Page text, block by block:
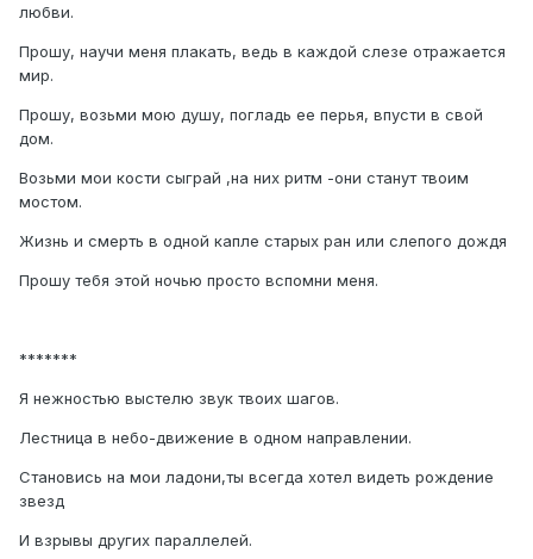
любви.
Прошу, научи меня плакать, ведь в каждой слезе отражается
мир.
Прошу, возьми мою душу, погладь ее перья, впусти в свой
дом.
Возьми мои кости сыграй ,на них ритм -они станут твоим
мостом.
Жизнь и смерть в одной капле старых ран или слепого дождя
Прошу тебя этой ночью просто вспомни меня.
*******
Я нежностью выстелю звук твоих шагов.
Лестница в небо-движение в одном направлении.
Становись на мои ладони,ты всегда хотел видеть рождение
звезд
И взрывы других параллелей.